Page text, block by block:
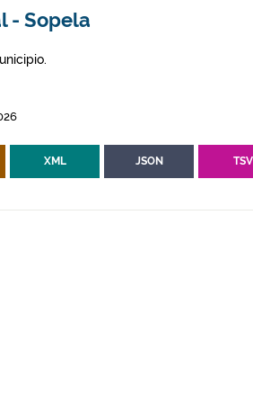
- Sopela
XML JSON TSV